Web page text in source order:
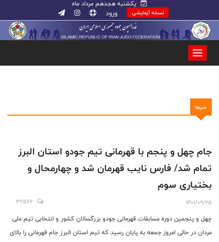
یکشنبه هجدهم مرداد ماه
نسخه آزمایشی ورود
خبرها
جام چهل و پنجم با قهرمانی تیم جودو استان البرز
تمام شد/ فارس نایب قهرمان شد و چهارمحال و
بختیاری سوم
1401/09/25
32576
چهل و پنجمین دوره مسابقات قهرمانی جودو بزرگسالان کشور و انتخابی تیم ملی
مردان در حالی امروز جمعه به پایان رسید که تیم استان البرز جام قهرمانی را بالای